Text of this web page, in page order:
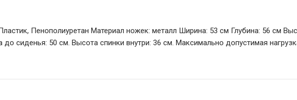
Пенополиуретан Материал ножек: металл Ширина: 53 см Глубина: 56 см
сиденья: 50 см. Высота спинки внутри: 36 см. Максимально допустимая